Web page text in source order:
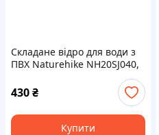
Складане відро для води з
ПВХ Naturehike NH20SJ040,
430₴
Купити